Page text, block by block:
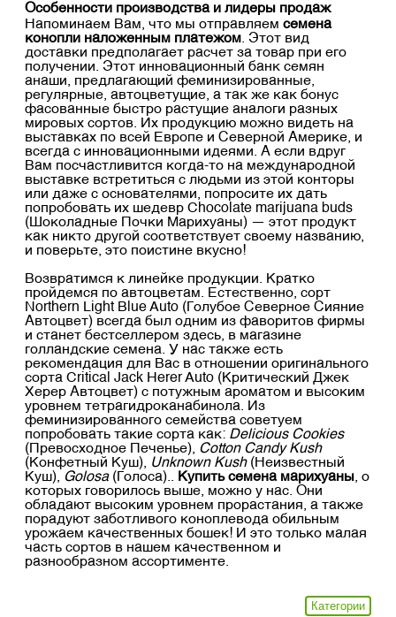
Особенности производства и лидеры продаж
Напоминаем Вам, что мы отправляем семена
конопли наложенным платежом. Этот вид
доставки предполагает расчет за товар при его
получении. Этот инновационный банк семян
анаши, предлагающий феминизированные,
регулярные, автоцветущие, а так же как бонус
фасованные быстро растущие аналоги разных
мировых сортов. Их продукцию можно видеть на
выставках по всей Европе и Северной Америке, и
всегда с инновационными идеями. А если вдруг
Вам посчастливится когда-то на международной
выставке встретиться с людьми из этой конторы
или даже с основателями, попросите их дать
попробовать их шедевр Chocolate marijuana buds
(Шоколадные Почки Марихуаны) — этот продукт
как никто другой соответствует своему названию,
и поверьте, это поистине вкусно!
Возвратимся к линейке продукции. Кратко
пройдемся по автоцветам. Естественно, сорт
Northern Light Blue Auto (Голубое Северное Сияние
Автоцвет) всегда был одним из фаворитов фирмы
и станет бестселлером здесь, в магазине
голландские семена. У нас также есть
рекомендация для Вас в отношении оригинального
сорта Critical Jack Herer Auto (Критический Джек
Херер Автоцвет) с потужным ароматом и высоким
уровнем тетрагидроканабинола. Из
феминизированного семейства советуем
попробовать такие сорта как: Delicious Cookies
(Превосходное Печенье), Cotton Candy Kush
(Конфетный Куш), Unknown Kush(Неизвестный
Куш), Golosa(Голоса).. Купить семена марихуаны, о
которых говорилось выше, можно у нас. Они
обладают высоким уровнем прорастания, а также
порадуют заботливого коноплевода обильным
урожаем качественных бошек! И это только малая
часть сортов в нашем качественном и
разнообразном ассортименте.
Категории